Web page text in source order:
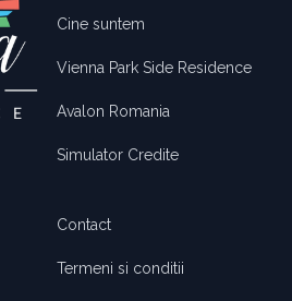
Cine suntem
Vienna Park Side Residence
Avalon Romania
Simulator Credite
Contact
Termeni si conditii